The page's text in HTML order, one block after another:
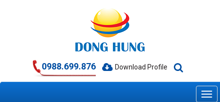
0988.699.876 Download Profile